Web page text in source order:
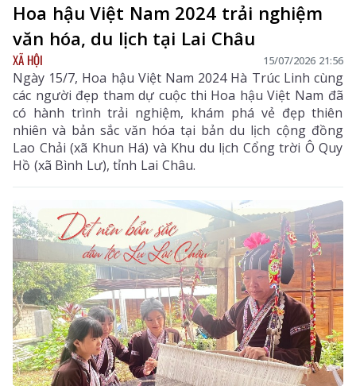
Hoa hậu Việt Nam 2024 trải nghiệm
văn hóa, du lịch tại Lai Châu
XÃ HỘI 15/07/2026 21:56
Ngày 15/7, Hoa hậu Việt Nam 2024 Hà Trúc Linh cùng
các người đẹp tham dự cuộc thi Hoa hậu Việt Nam đã
có hành trình trải nghiệm, khám phá vẻ đẹp thiên
nhiên và bản sắc văn hóa tại bản du lịch cộng đồng
Lao Chải (xã Khun Há) và Khu du lịch Cổng trời Ô Quy
Hồ (xã Bình Lư), tỉnh Lai Châu.